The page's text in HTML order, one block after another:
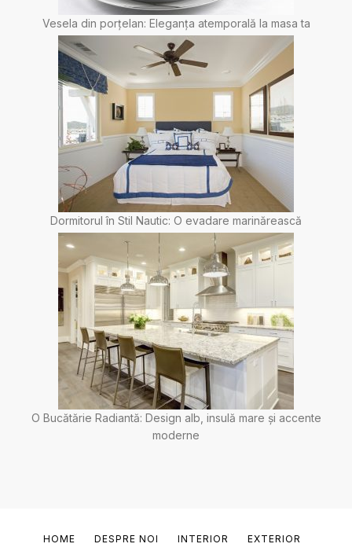
Vesela din porțelan: Eleganța atemporală la masa ta
Dormitorul în Stil Nautic: O evadare marinărească
O Bucătărie Radiantă: Design alb, insulă mare și accente
moderne
HOME DESPRE NOI INTERIOR
EXTERIOR